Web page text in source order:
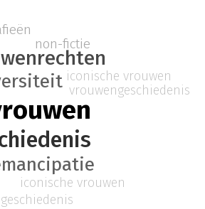
non-fictie
iconische vrouwen
vrouwengeschiedenis
iconische vrouwen